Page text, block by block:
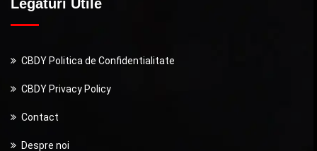
Legături Utile
CBDY Politica de Confidentialitate
CBDY Privacy Policy
Contact
Despre noi